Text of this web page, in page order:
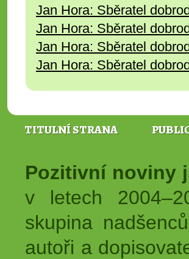
Jan Hora: Sběratel
Jan Hora: Sběratel
Jan Hora: Sběratel
Jan Hora: Sběratel
TITULNÍ STRANA
Pozitivní noviny
v letech
skupina
autoři a